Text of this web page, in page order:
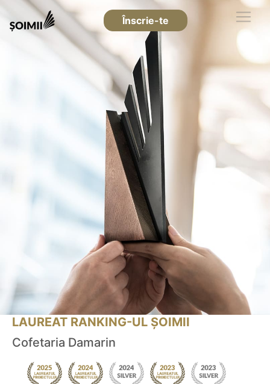
Înscrie-te
LAUREAT RANKING-UL ȘOIMII
Cofetaria Damarin